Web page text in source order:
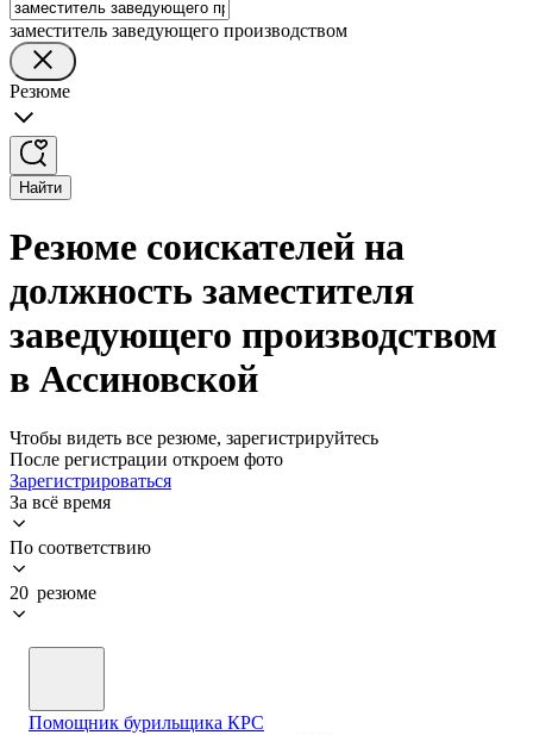
заместитель заведующего производством
Резюме
Найти
Резюме соискателей на
должность заместителя
заведующего производством
в Ассиновской
Чтобы видеть все резюме, зарегистрируйтесь
После регистрации откроем фото
Зарегистрироваться
За всё время
По соответствию
20 резюме
Помощник бурильщика КРС